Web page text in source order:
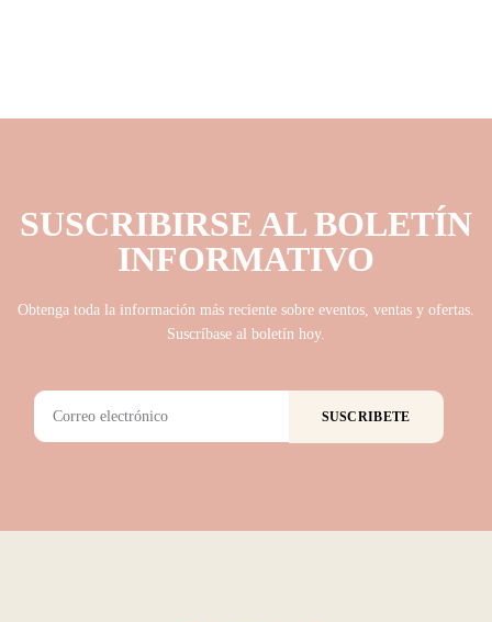
SUSCRIBIRSE AL BOLETÍN
INFORMATIVO
Obtenga toda la información más reciente sobre eventos, ventas y ofertas.
Suscríbase al boletín hoy.
SUSCRIBETE